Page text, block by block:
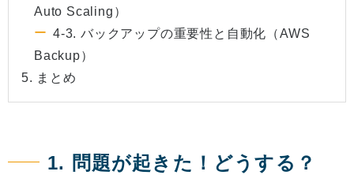
Auto Scaling）
4-3. バックアップの重要性と自動化（AWS
Backup）
5. まとめ
1. 問題が起きた！どうする？